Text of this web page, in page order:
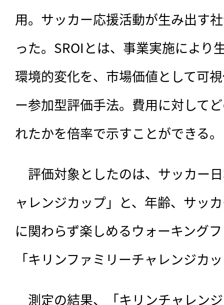
用。サッカー応援活動が生み出す
った。SROIとは、事業実施により
環境的変化を、市場価値として可
ー参加型評価手法。費用に対して
れたかを倍率で示すことができる。
評価対象としたのは、サッカー
ャレンジカップ」と、年齢、サッ
に関わらず楽しめるウォーキング
「キリンファミリーチャレンジカ
測定の結果、「キリンチャレン